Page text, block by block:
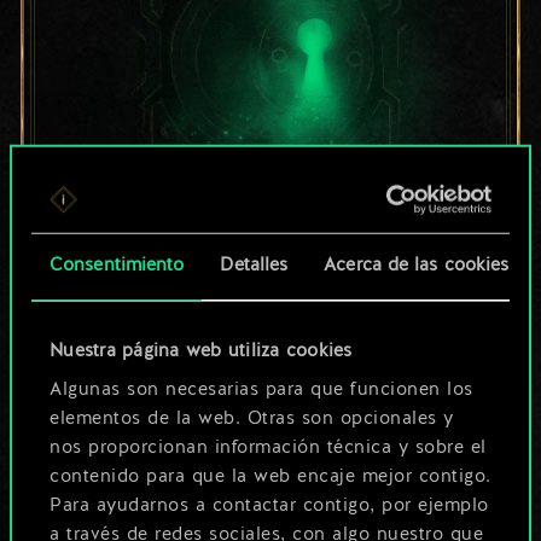
Consentimiento Detalles Acerca de las cookies
Nuestra página web utiliza cookies
Algunas son necesarias para que funcionen los
elementos de la web. Otras son opcionales y
nos proporcionan información técnica y sobre el
contenido para que la web encaje mejor contigo.
Para ayudarnos a contactar contigo, por ejemplo
a través de redes sociales, con algo nuestro que
Por ahora, solo es
un conjunto de
cartas compartido.
¡Pero puede llegar a
ser mucho más!